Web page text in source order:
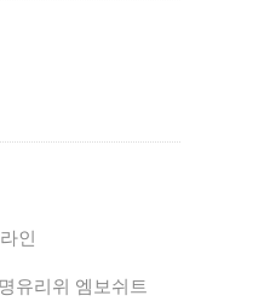
인
유리위 엠보쉬트